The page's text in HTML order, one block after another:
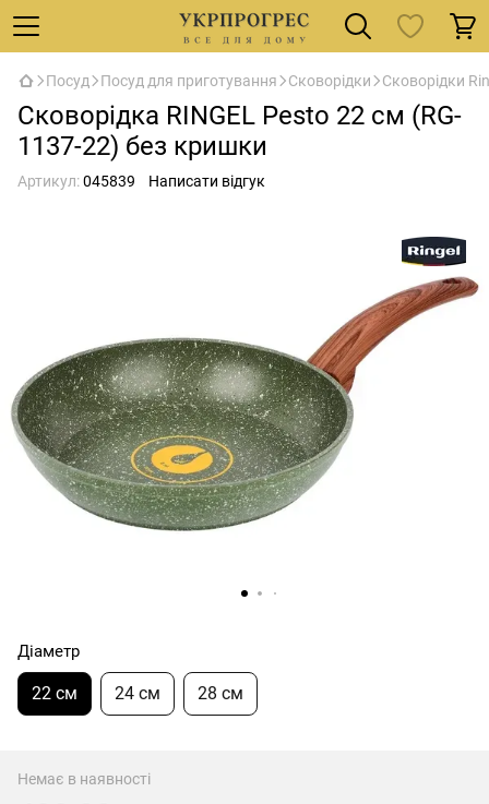
Посуд Посуд для приготування Сковорідки Сковорідки
Сковорідка RINGEL Pesto 22 см (RG-
1137-22) без кришки
Артикул:045839 Написати відгук
Діаметр
22 см 24 см 28 см
Немає в наявності